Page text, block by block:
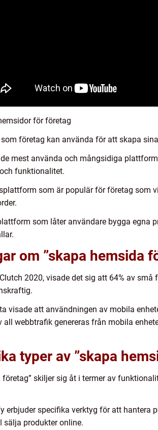
för företag
företag kan använda för att skapa
mest använda och mångsidiga
funktionalitet.
som är populär för företag som
som låter användare bygga egna
om ”skapa hemsida
2020, visade det sig att 64% av
visade att användningen av mobila
all webbtrafik genereras från mobila
typer av ”skapa
skiljer sig åt i termer av
erbjuder specifika verktyg för att hantera
produkter online.